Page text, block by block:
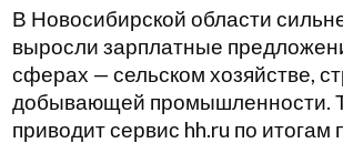
В Новосибирской области
выросли зарплатные
сферах — сельском хозяйстве,
добывающей промышленности.
приводит сервис hh.ru по итогам